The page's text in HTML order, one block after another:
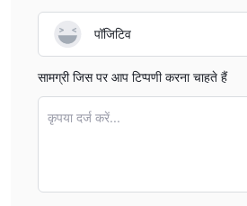
पॉजिटिव
सामग्री जिस पर आप टिप्पणी करना चाहते हैं
कृपया दर्ज करें...